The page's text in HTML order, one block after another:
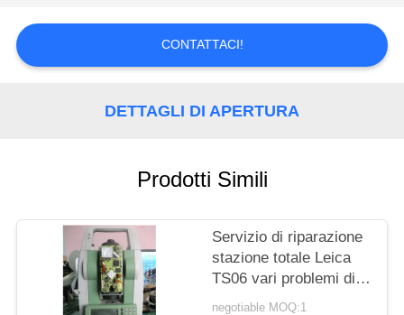
MAPPA
POLICY
CONTATTACI!
DETTAGLI DI APERTURA
Prodotti Simili
Servizio di riparazione
stazione totale Leica
TS06 vari problemi di
manutenzione
negotiable MOQ:1